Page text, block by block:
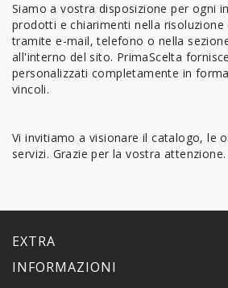
Siamo a vostra disposizione per ogni
prodotti e chiarimenti nella risoluzione
tramite e-mail, telefono o nella
all'interno del sito. PrimaScelta
personalizzati completamente in
vincoli.
Vi invitiamo a visionare il catalogo, le
servizi. Grazie per la vostra attenzione.
EXTRA
INFORMAZIONI